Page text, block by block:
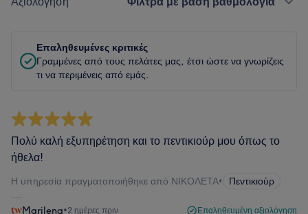
Επαληθευμένες κριτικές
Γραμμένες από τους πελάτες μας, έτσι ώστε να γνωρίζεις
τι να περιμένεις από εμάς.
Πολύ καλή εξυπηρέτηση και το πεντικιούρ μου όπως το
ήθελα!
Η υπηρεσία πραγματοποιήθηκε από ΝΙΚΟΛΕΤΑ• Πεντικιούρ
Marilena•2 ημέρες πριν Επαληθευμένη αξιολόγηση